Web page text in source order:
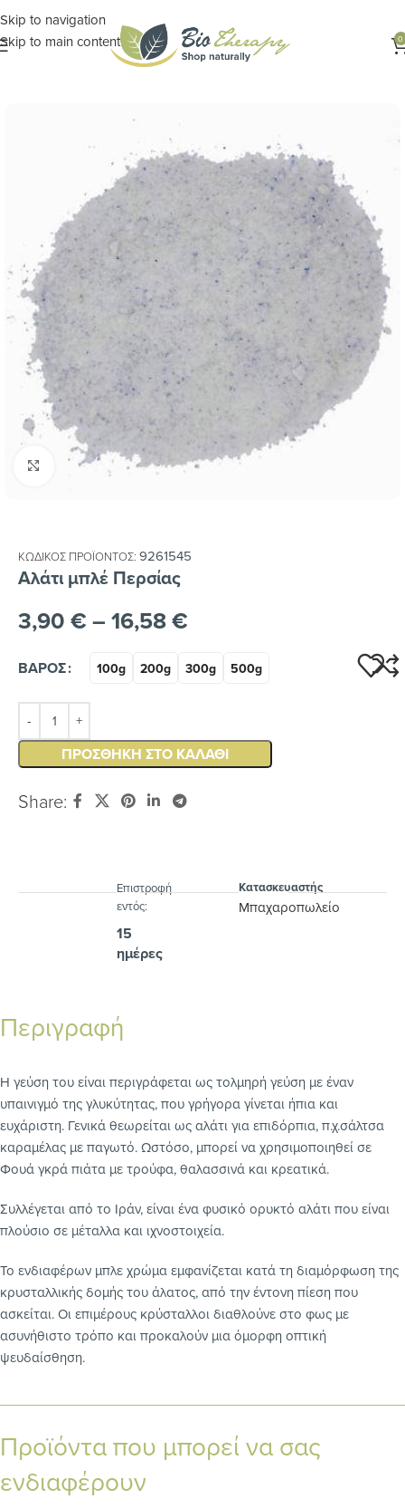
Skip to navigation
Skip to main content
0
Κλικ για μεγέθυνση
Αλάτι μπλέ Περσίας
ΚΩΔΙΚΌΣ ΠΡΟΪΌΝΤΟΣ: 9261545
3,90€–16,58€
ΒΆΡΟΣ 100g 200g 300g 500g
ΠΡΟΣΘΉΚΗ ΣΤΟ ΚΑΛΆΘΙ
Share:
Eπιστροφή
εντός:
15
ημέρες
Κατασκευαστής
Μπαχαροπωλείο
Περιγραφή
Η γεύση του είναι περιγράφεται ως τολμηρή γεύση με έναν
υπαινιγμό της γλυκύτητας, που γρήγορα γίνεται ήπια και
ευχάριστη. Γενικά θεωρείται ως αλάτι για επιδόρπια, π.χ.σάλτσα
καραμέλας με παγωτό. Ωστόσο, μπορεί να χρησιμοποιηθεί σε
Φουά γκρά πιάτα με τρούφα, θαλασσινά και κρεατικά.
Συλλέγεται από το Ιράν, είναι ένα φυσικό ορυκτό αλάτι που είναι
πλούσιο σε μέταλλα και ιχνοστοιχεία.
Το ενδιαφέρων μπλε χρώμα εμφανίζεται κατά τη διαμόρφωση της
κρυσταλλικής δομής του άλατος, από την έντονη πίεση που
ασκείται. Οι επιμέρους κρύσταλλοι διαθλούνε στο φως με
ασυνήθιστο τρόπο και προκαλούν μια όμορφη οπτική
ψευδαίσθηση.
Προϊόντα που μπορεί να σας
ενδιαφέρουν